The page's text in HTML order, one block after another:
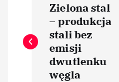
a
w
Zielona stal
– produkcja
stali bez
emisji
dwutlenku
węgla